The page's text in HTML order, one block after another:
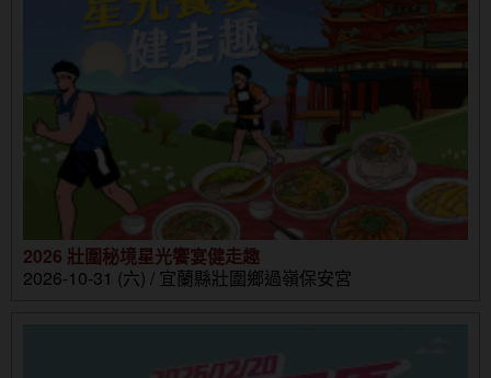
2026 壯圍秘境星光饗宴健走趣
2026-10-31 (六) / 宜蘭縣壯圍鄉過嶺保安宮